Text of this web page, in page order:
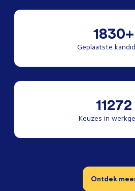
1830+
Geplaatste
11272
Keuzes in
Ontdek